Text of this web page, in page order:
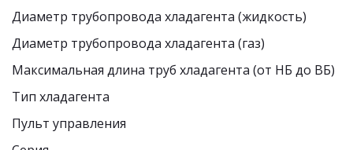
Диаметр трубопровода хладагента (жидкость)
Диаметр трубопровода хладагента (газ)
Максимальная длина труб хладагента (от НБ до ВБ)
Тип хладагента
Пульт управления